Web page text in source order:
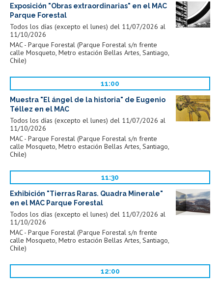
Exposición "Obras extraordinarias" en el MAC
Parque Forestal
Todos los días (excepto el lunes) del 11/07/2026 al
11/10/2026
MAC - Parque Forestal (Parque Forestal s/n frente
calle Mosqueto, Metro estación Bellas Artes, Santiago,
Chile)
11:00
Muestra "El ángel de la historia" de Eugenio
Téllez en el MAC
Todos los días (excepto el lunes) del 11/07/2026 al
11/10/2026
MAC - Parque Forestal (Parque Forestal s/n frente
calle Mosqueto, Metro estación Bellas Artes, Santiago,
Chile)
11:30
Exhibición "Tierras Raras. Quadra Minerale"
en el MAC Parque Forestal
Todos los días (excepto el lunes) del 11/07/2026 al
11/10/2026
MAC - Parque Forestal (Parque Forestal s/n frente
calle Mosqueto, Metro estación Bellas Artes, Santiago,
Chile)
12:00